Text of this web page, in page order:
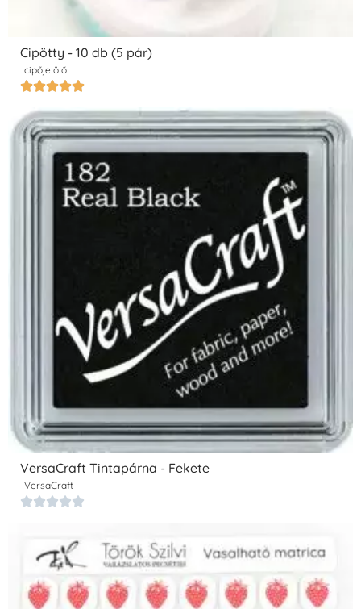
Cipötty - 10 db (5 pár)
cipőjelölő

VersaCraft Tintapárna - Fekete
VersaCraft
